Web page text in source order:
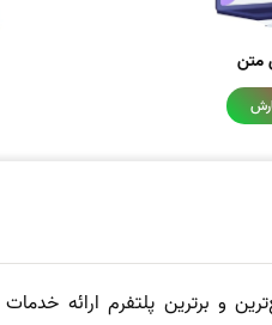
متن
و برترین پلتفرم ارائه